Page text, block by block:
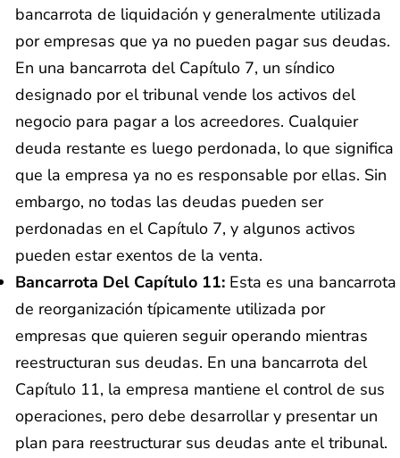
bancarrota de liquidación y generalmente utilizada
por empresas que ya no pueden pagar sus deudas.
En una bancarrota del Capítulo 7, un síndico
designado por el tribunal vende los activos del
negocio para pagar a los acreedores. Cualquier
deuda restante es luego perdonada, lo que significa
que la empresa ya no es responsable por ellas. Sin
embargo, no todas las deudas pueden ser
perdonadas en el Capítulo 7, y algunos activos
pueden estar exentos de la venta.
Bancarrota Del Capítulo 11: Esta es una bancarrota
de reorganización típicamente utilizada por
empresas que quieren seguir operando mientras
reestructuran sus deudas. En una bancarrota del
Capítulo 11, la empresa mantiene el control de sus
operaciones, pero debe desarrollar y presentar un
plan para reestructurar sus deudas ante el tribunal.